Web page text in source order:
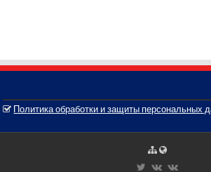
Политика обработки и защиты персональных